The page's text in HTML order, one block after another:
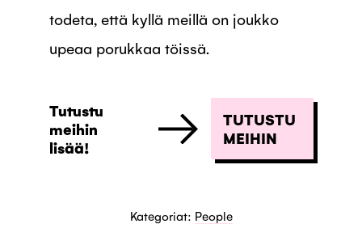
todeta, että kyllä meillä on joukko
upeaa porukkaa töissä.
Tutustu
meihin
lisää!
TUTUSTU
MEIHIN
Kategoriat: People